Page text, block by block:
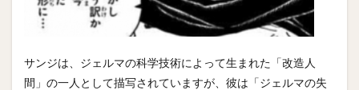
サンジは、ジェルマの科学技術によって生まれた「改造人
間」の一人として描写されていますが、彼は「ジェルマの失